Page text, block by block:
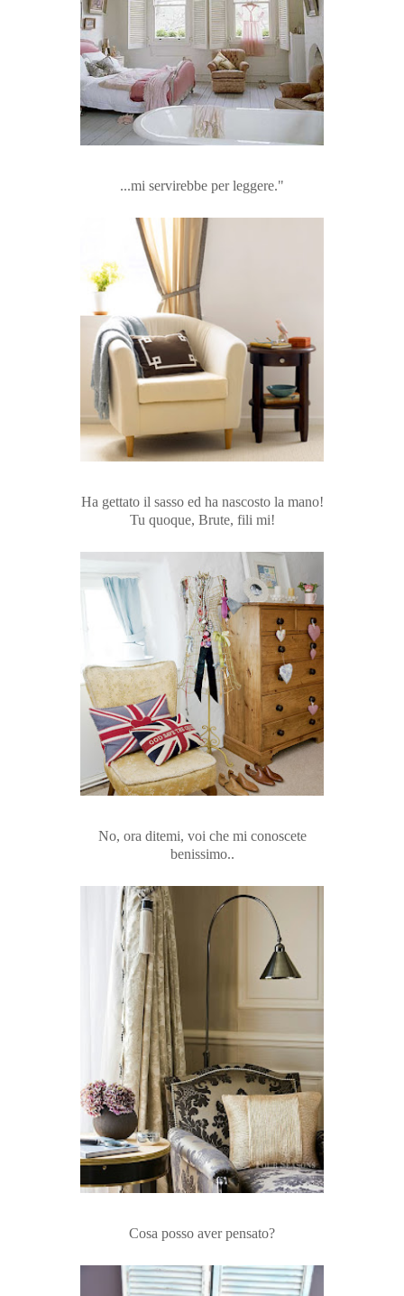
...mi servirebbe per leggere."
Ha gettato il sasso ed ha nascosto la mano!
Tu quoque, Brute, fili mi!
No, ora ditemi, voi che mi conoscete
benissimo..
Cosa posso aver pensato?